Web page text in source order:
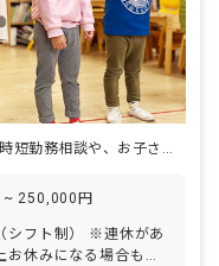
英語が話せなくても大丈夫！時短勤務相談や、お子さんの預け入れも相談可
250,000円
シフト制） ※連休があ
お休みになる場合もあ